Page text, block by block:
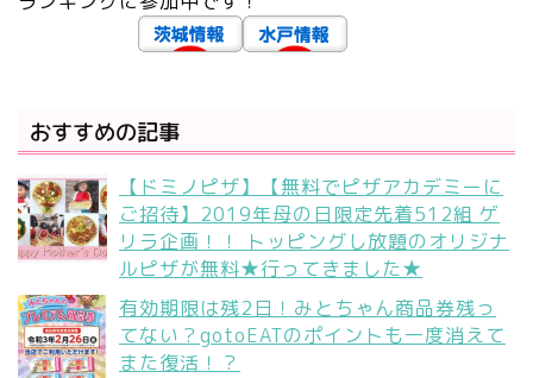
おすすめの記事
【ドミノピザ】【無料でピザアカデミーに
ご招待】2019年母の日限定先着512組 ゲ
リラ企画！！ トッピングし放題のオリジナ
ルピザが無料★行ってきました★
有効期限は残2日！みとちゃん商品券残っ
てない？gotoEATのポイントも一度消えて
また復活！？